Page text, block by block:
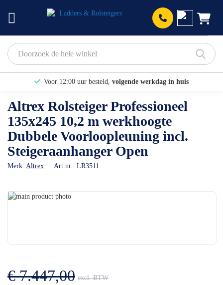
Voor 12:00 uur besteld, volgende werkdag in huis
Bekijk hier onze Actiepagina
Binnen 1 dag eengratis offerte
Altrex Rolsteiger Professioneel
135x245 10,2 m werkhoogte
Dubbele Voorloopleuning incl.
Steigeraanhanger Open
Merk: Altrex Art.nr.: LR3511
Ga
gallerij
€ 7.447,00